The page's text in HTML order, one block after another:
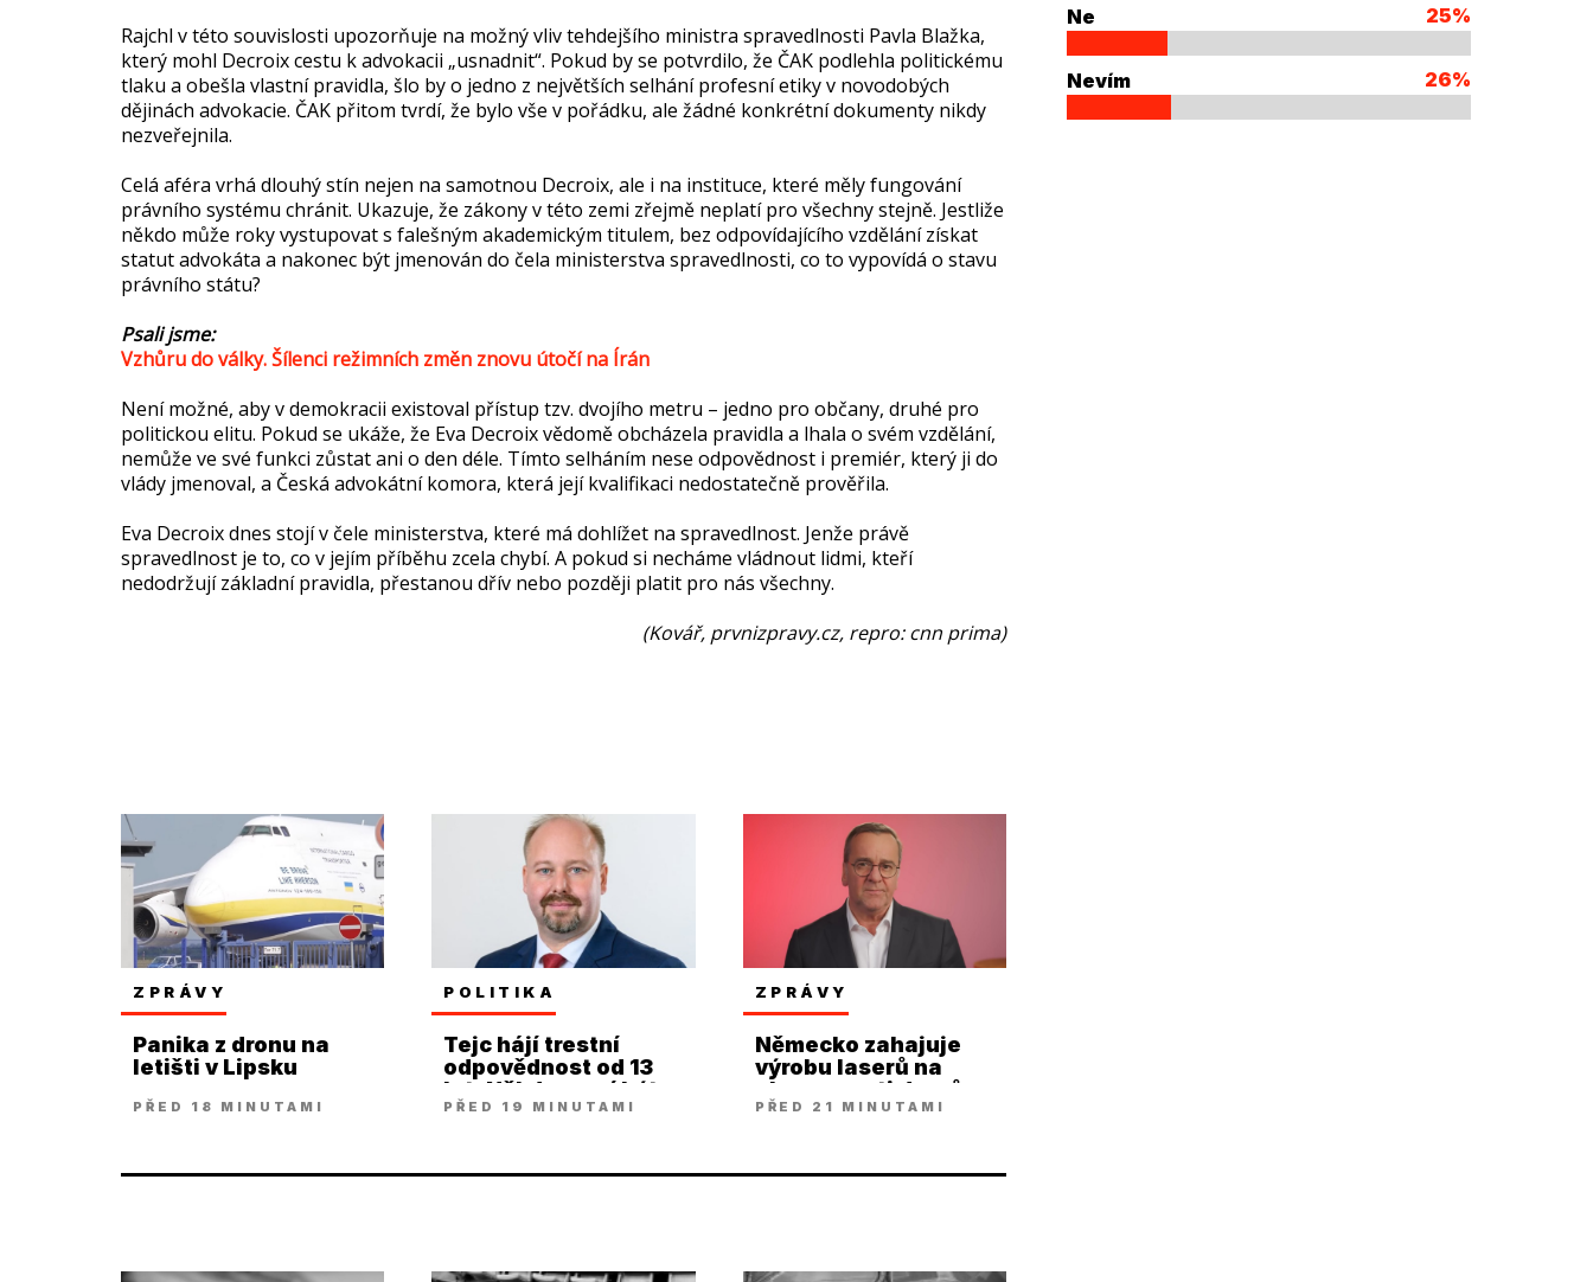
Rajchl v této souvislosti upozorňuje na možný vliv tehdejšího ministra spravedlnosti Pavla Blažka,
který mohl Decroix cestu k advokacii „usnadnit“. Pokud by se potvrdilo, že ČAK podlehla politickému
tlaku a obešla vlastní pravidla, šlo by o jedno z největších selhání profesní etiky v novodobých
dějinách advokacie. ČAK přitom tvrdí, že bylo vše v pořádku, ale žádné konkrétní dokumenty nikdy
nezveřejnila.
Celá aféra vrhá dlouhý stín nejen na samotnou Decroix, ale i na instituce, které měly fungování
právního systému chránit. Ukazuje, že zákony v této zemi zřejmě neplatí pro všechny stejně. Jestliže
někdo může roky vystupovat s falešným akademickým titulem, bez odpovídajícího vzdělání získat
statut advokáta a nakonec být jmenován do čela ministerstva spravedlnosti, co to vypovídá o stavu
právního státu?
Psali jsme:
Vzhůru do války. Šílenci režimních změn znovu útočí na Írán
Není možné, aby v demokracii existoval přístup tzv. dvojího metru – jedno pro občany, druhé pro
politickou elitu. Pokud se ukáže, že Eva Decroix vědomě obcházela pravidla a lhala o svém vzdělání,
nemůže ve své funkci zůstat ani o den déle. Tímto selháním nese odpovědnost i premiér, který ji do
vlády jmenoval, a Česká advokátní komora, která její kvalifikaci nedostatečně prověřila.
Eva Decroix dnes stojí v čele ministerstva, které má dohlížet na spravedlnost. Jenže právě
spravedlnost je to, co v jejím příběhu zcela chybí. A pokud si necháme vládnout lidmi, kteří
nedodržují základní pravidla, přestanou dřív nebo později platit pro nás všechny.
(Kovář, prvnizpravy.cz, repro: cnn prima)
ZPRÁVY
Panika z dronu na
letišti v Lipsku
PŘED 18 MINUTAMI
POLITIKA
Tejc hájí trestní
odpovědnost od 13
let. Někdo musí být
první
PŘED 19 MINUTAMI
ZPRÁVY
Německo zahajuje
výrobu laserů na
obranu proti dronům
PŘED 21 MINUTAMI
Ne 25%
Nevím 26%